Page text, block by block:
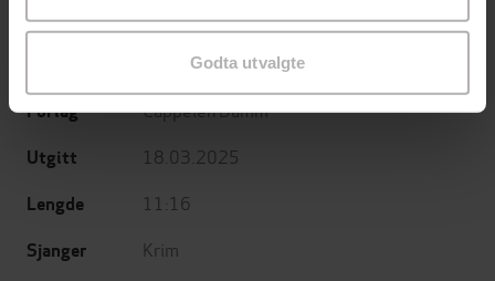
Godta utvalgte
Forfattere Gunn Helene Arsky(forfatter),Dina
Padoin(innleser)
Forlag Cappelen Damm
Utgitt 18.03.2025
Lengde 11:16
Sjanger Krim